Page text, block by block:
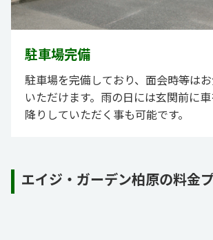
駐車場完備
駐車場を完備しており、面会時等は
いただけます。雨の日には玄関前に
降りしていただく事も可能です。
エイジ・ガーデン柏原の料金